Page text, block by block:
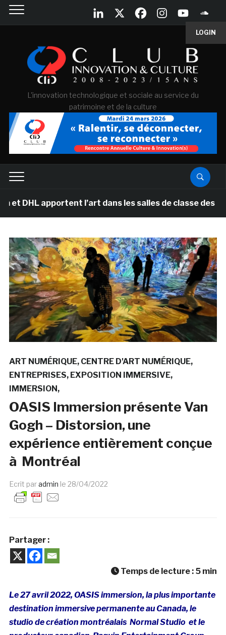
LOGIN
L'innovation technologique et sociale au service du
patrimoine et de la culture
apportent l’art dans les salles de classe des écoles
ART NUMÉRIQUE CENTRE D'ART NUMÉRIQUE
ENTREPRISES EXPOSITION IMMERSIVE
IMMERSION
OASIS Immersion présente Van
Gogh – Distorsion, une
expérience entièrement conçue
à Montréal
Ecrit paradmin le 28/04/2022
Partager :
Temps de lecture : 5 min
Le 27 avril 2022, OASIS immersion, la plus importante
destination immersive permanente auCanada, le
studio de création montréalais Normal Studio et le